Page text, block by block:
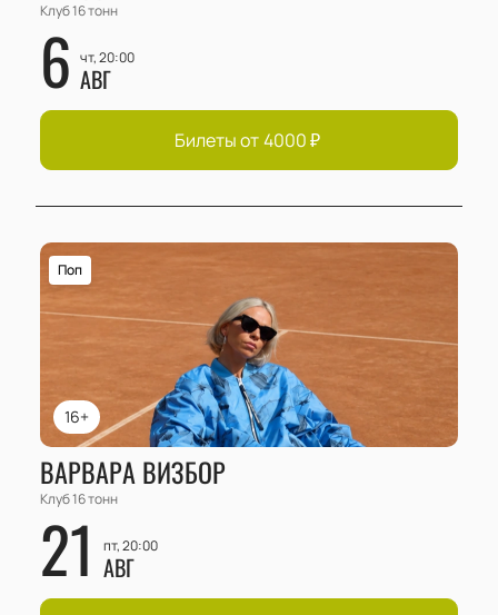
Клуб 16 тонн
6 чт, 20:00
АВГ
Билеты от 4000₽
16+
Поп
ВАРВАРА ВИЗБОР
Клуб 16 тонн
21 пт, 20:00
АВГ